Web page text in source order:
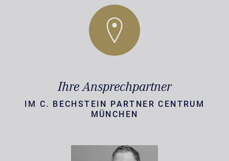
Ihre Ansprechpartner
IM C. BECHSTEIN PARTNER CENTRUM
MÜNCHEN